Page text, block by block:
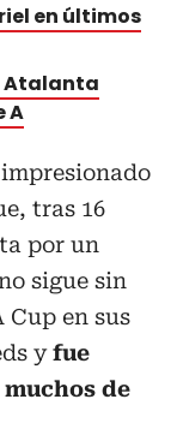
en últimos
Atalanta
A
tras 16
por un
sigue sin
Cup en sus
yfue
de